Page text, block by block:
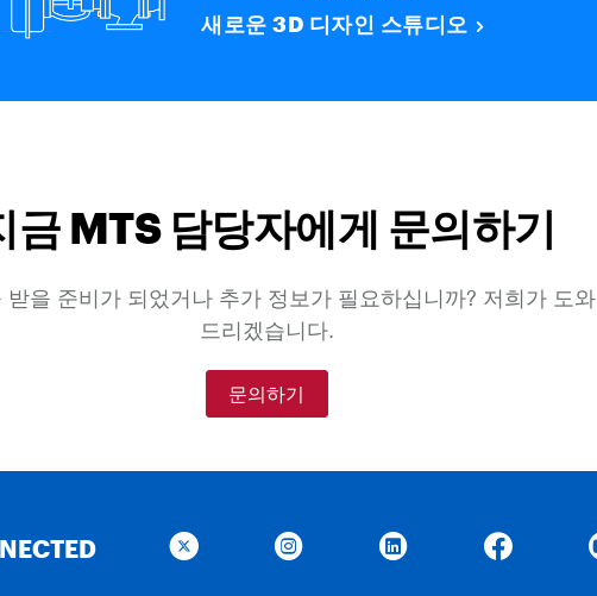
새로운 3D 디자인 스튜디오
금 MTS 담당자에게 문의하기
받을 준비가 되었거나 추가 정보가 필요하십니까? 저희가 도와
드리겠습니다.
문의하기